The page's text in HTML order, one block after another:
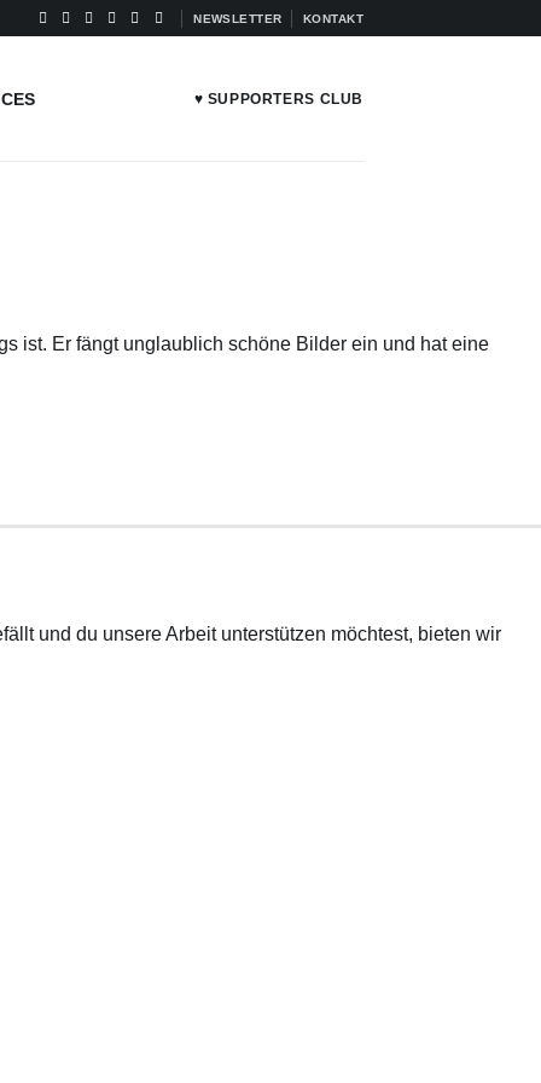
NEWSLETTER KONTAKT
♥ SUPPORTERS CLUB
ist. Er fängt unglaublich schöne Bilder ein und hat eine
und du unsere Arbeit unterstützen möchtest, bieten wir